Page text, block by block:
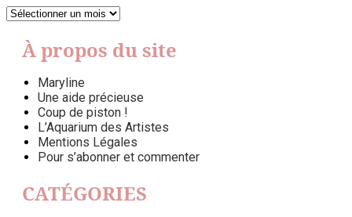
DANS
BAZENNE
(ARCHIVES)
À propos du site
Maryline
Une aide précieuse
Coup de piston !
L’Aquarium des Artistes
Mentions Légales
Pour s’abonner et commenter
CATÉGORIES